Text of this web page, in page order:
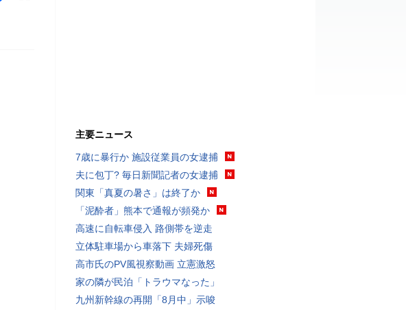
主要ニュース
7歳に暴行か 施設従業員の女逮捕
夫に包丁? 毎日新聞記者の女逮捕
関東「真夏の暑さ」は終了か
「泥酔者」熊本で通報が頻発か
高速に自転車侵入 路側帯を逆走
立体駐車場から車落下 夫婦死傷
高市氏のPV風視察動画 立憲激怒
家の隣が民泊「トラウマなった」
九州新幹線の再開「8月中」示唆